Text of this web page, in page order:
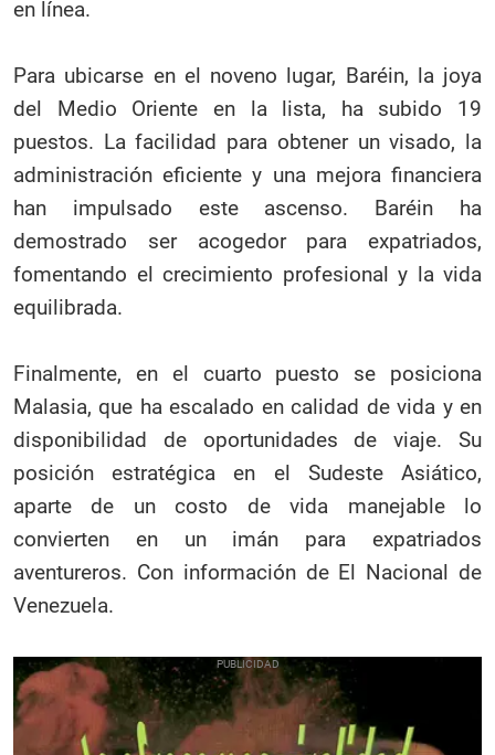
en línea.
Para ubicarse en el noveno lugar, Baréin, la joya
del Medio Oriente en la lista, ha subido 19
puestos. La facilidad para obtener un visado, la
administración eficiente y una mejora financiera
han impulsado este ascenso. Baréin ha
demostrado ser acogedor para expatriados,
fomentando el crecimiento profesional y la vida
equilibrada.
Finalmente, en el cuarto puesto se posiciona
Malasia, que ha escalado en calidad de vida y en
disponibilidad de oportunidades de viaje. Su
posición estratégica en el Sudeste Asiático,
aparte de un costo de vida manejable lo
convierten en un imán para expatriados
aventureros. Con información de El Nacional de
Venezuela.